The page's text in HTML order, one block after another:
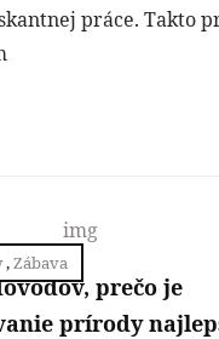
práce. Takto
,Zábava
prečo je
prírody